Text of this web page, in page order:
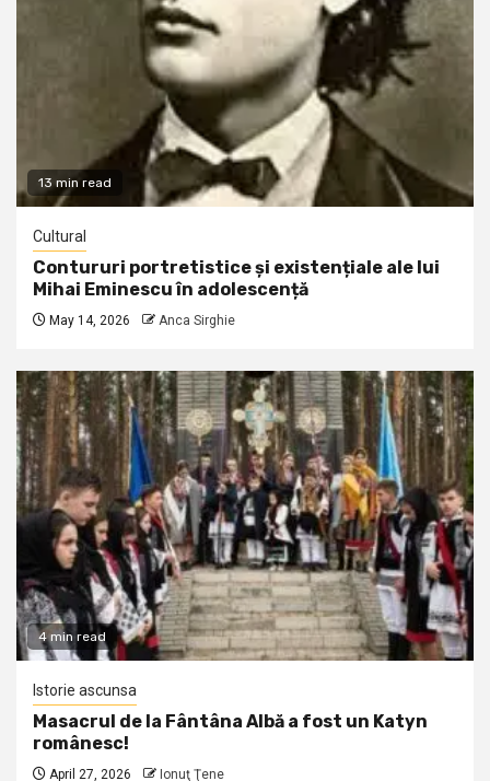
13 min read
Cultural
Contururi portretistice și existențiale ale lui
Mihai Eminescu în adolescență
May 14, 2026 Anca Sirghie
4 min read
Istorie ascunsa
Masacrul de la Fântâna Albă a fost un Katyn
românesc!
April 27, 2026 Ionuţ Ţene